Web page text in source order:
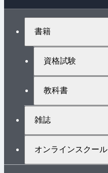
書籍
資格試験
教科書
雑誌
オンラインスクール